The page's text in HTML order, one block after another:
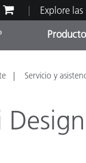
Explore
Servicio y